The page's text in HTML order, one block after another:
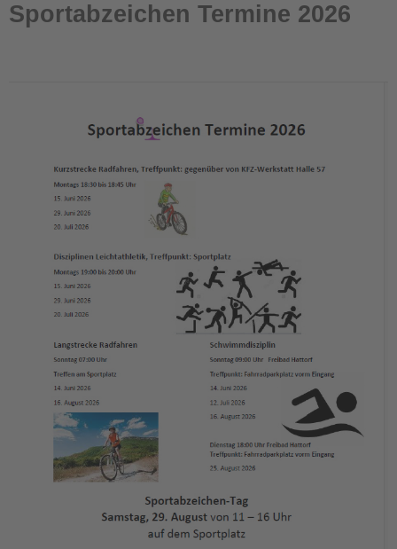
Sportabzeichen Termine 2026